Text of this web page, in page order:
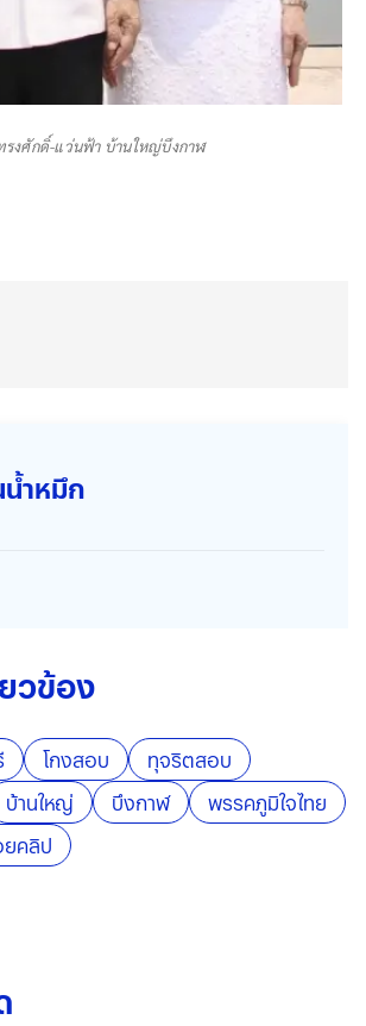
รงศักดิ์-แว่นฟ้า บ้านใหญ่บึงกาฬ
ำหมึก
วข้อง
โกงสอบ
ทุจริตสอบ
บ้านใหญ่ บึงกาฬ
พรรคภูมิใจไทย
คลิป